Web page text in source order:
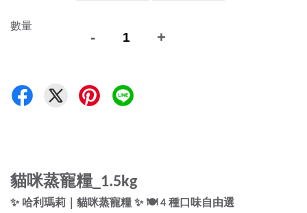
數量
- +
貓咪蒸寵糧 _1.5kg
✨ 哈利瑪莉｜貓咪蒸寵糧 ✨ 🍽 4 種口味自由選